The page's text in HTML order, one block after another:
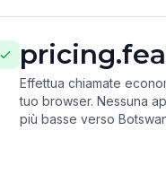
Effettua chiamate
tuo browser. Nessuna
più basse verso